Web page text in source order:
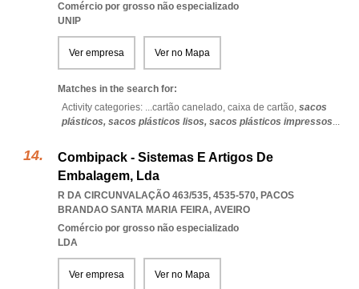
Comércio por grosso não especializado
UNIP
Ver empresa Ver no Mapa
Matches in the search for:
Activity categories: ...cartão canelado, caixa de cartão, sacos
plásticos, sacos plásticos lisos, sacos plásticos impressos...
Combipack - Sistemas E Artigos De
Embalagem, Lda
R DA CIRCUNVALAÇÃO 463/535, 4535-570, PACOS
BRANDAO SANTA MARIA FEIRA, AVEIRO
Comércio por grosso não especializado
LDA
Ver empresa Ver no Mapa